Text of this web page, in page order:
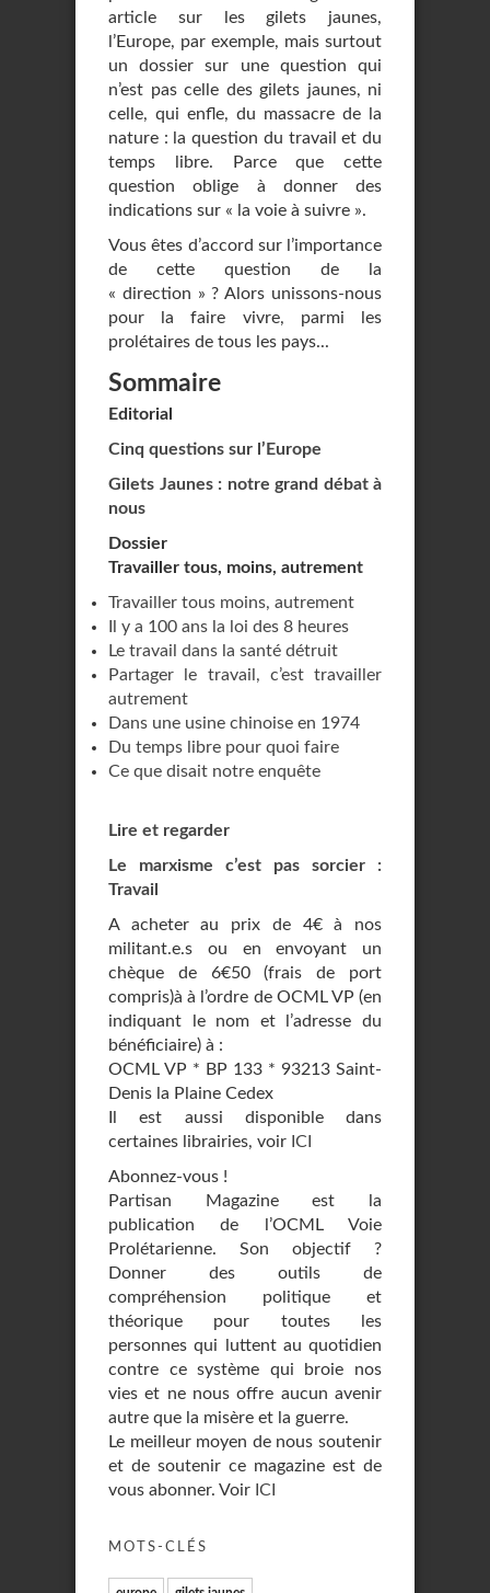
article sur les gilets jaunes,
l’Europe, par exemple, mais surtout
un dossier sur une question qui
n’est pas celle des gilets jaunes, ni
celle, qui enfle, du massacre de la
nature : la question du travail et du
temps libre. Parce que cette
question oblige à donner des
indications sur « la voie à suivre ».
Vous êtes d’accord sur l’importance
de cette question de la
« direction » ? Alors unissons-nous
pour la faire vivre, parmi les
prolétaires de tous les pays...
Sommaire
Editorial
Cinq questions sur l’Europe
Gilets Jaunes : notre grand débat à
nous
Dossier
Travailler tous, moins, autrement
Travailler tous moins, autrement
Il y a 100 ans la loi des 8 heures
Le travail dans la santé détruit
Partager le travail, c’est travailler
autrement
Dans une usine chinoise en 1974
Du temps libre pour quoi faire
Ce que disait notre enquête
Lire et regarder
Le marxisme c’est pas sorcier :
Travail
A acheter au prix de 4€ à nos
militant.e.s ou en envoyant un
chèque de 6€50 (frais de port
compris)à à l’ordre de OCML VP (en
indiquant le nom et l’adresse du
bénéficiaire) à :
OCML VP * BP 133 * 93213 Saint-
Denis la Plaine Cedex
Il est aussi disponible dans
certaines librairies, voir ICI
Abonnez-vous !
Partisan Magazine est la
publication de l’OCML Voie
Prolétarienne. Son objectif ?
Donner des outils de
compréhension politique et
théorique pour toutes les
personnes qui luttent au quotidien
contre ce système qui broie nos
vies et ne nous offre aucun avenir
autre que la misère et la guerre.
Le meilleur moyen de nous soutenir
et de soutenir ce magazine est de
vous abonner. Voir ICI
MOTS-CLÉS